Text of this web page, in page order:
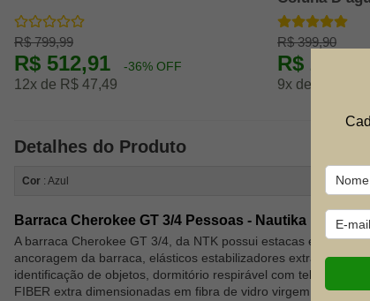
R$ 799,99
R$ 512,91 -36% OFF
12x de R$ 47,49
R$ 399,90
R$ 269,91
9x de R$ 33,32
Detalhes do Produto
Cor : Azul
Barraca Cherokee GT 3/4 Pessoas - Nautika
A barraca Cherokee GT 3/4, da NTK possui estacas extra
ancoragem da barraca, elásticos estabilizadores extra
identificação de objetos, dormitório respirável com tela ultra
FIBER extra dimensionadas em fibra de vidro virgem para